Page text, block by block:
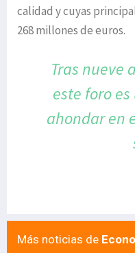
calidad y cuyas
268 millones de euros.
Tras nueve
este foro
ahondar en
Más noticias de